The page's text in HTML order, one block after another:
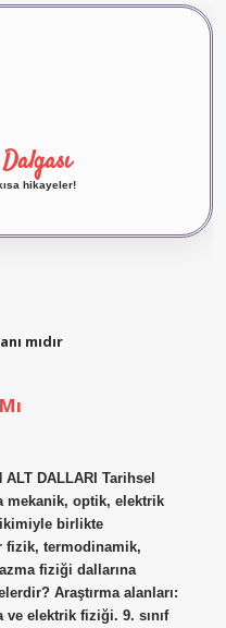
hikayeler!
mıdır
DALLARI Tarihsel
mekanik, optik, elektrik
birlikte
fizik, termodinamik,
fiziği dallarına
Araştırma alanları:
elektrik fiziği. 9. sınıf